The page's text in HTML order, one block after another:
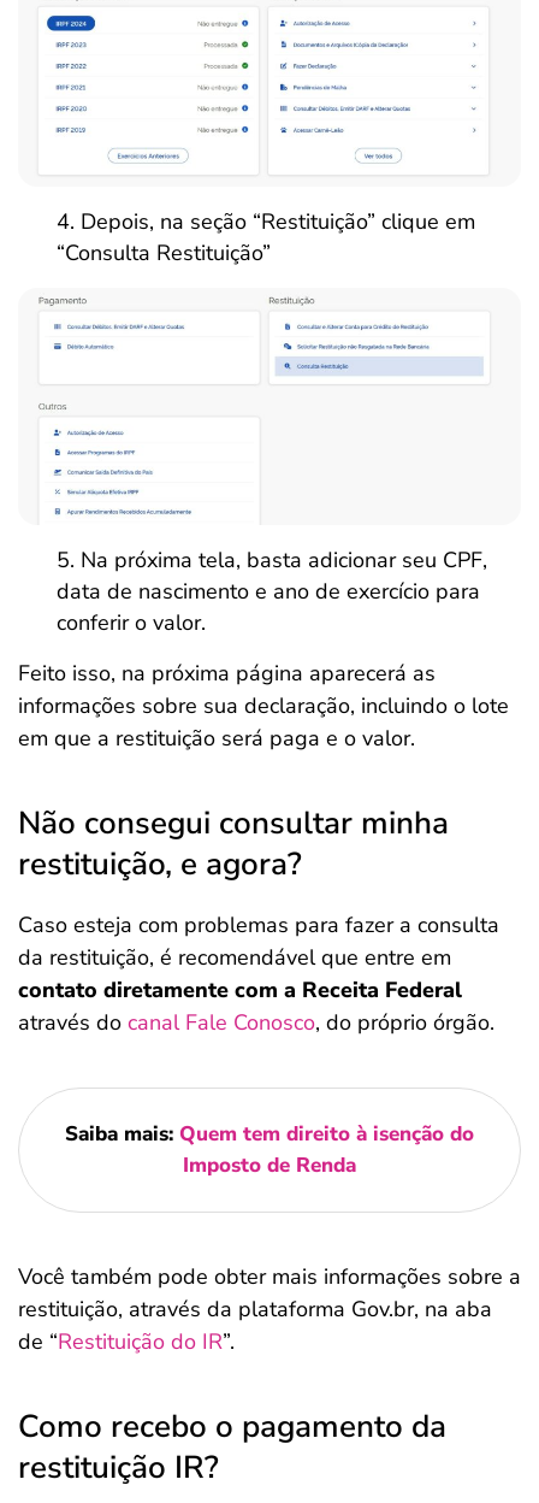
Depois, na seção “Restituição” clique em
“Consulta Restituição”
Na próxima tela, basta adicionar seu CPF,
data de nascimento e ano de exercício para
conferir o valor.
Feito isso, na próxima página aparecerá as
informações sobre sua declaração, incluindo o lote
em que a restituição será paga e o valor.
Não consegui consultar minha
restituição, e agora?
Caso esteja com problemas para fazer a consulta
da restituição, é recomendável que entre em
contato diretamente com a Receita Federal
através do canal Fale Conosco, do próprio órgão.
Saiba mais: Quem tem direito à isenção do
Imposto de Renda
Você também pode obter mais informações sobre a
restituição, através da plataforma Gov.br, na aba
de “Restituição do IR”.
Como recebo o pagamento da
restituição IR?